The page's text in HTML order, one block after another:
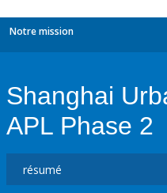
Notre mission
Shanghai
APL Phase 2